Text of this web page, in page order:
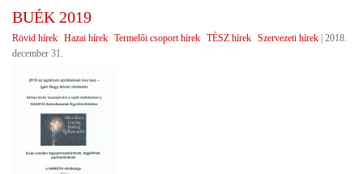
BUÉK 2019
Rövid hírek Hazai hírek Termelői csoport hírek TÉSZ hírek Szervezeti hírek 2018.
december 31.